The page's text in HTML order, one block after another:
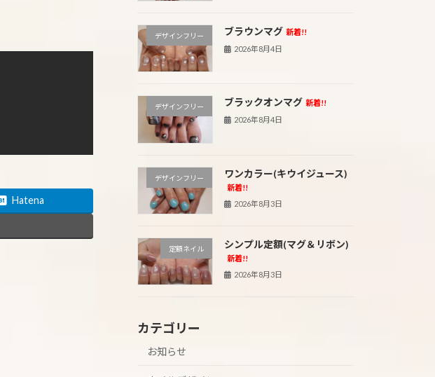
Hatena
デザインフリー ブラウンマグ 新着!!
2026年8月4日
デザインフリー ブラックオンマグ 新着!!
2026年8月4日
デザインフリー ワンカラー(キウイジュース)
新着!!
2026年8月3日
定額ネイル シンプル定額(マグ＆リボン)
新着!!
2026年8月3日
カテゴリー
お知らせ